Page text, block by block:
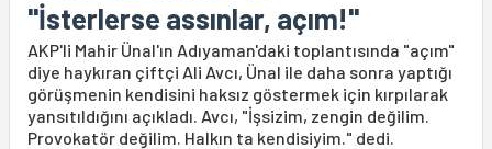
"İsterlerse assınlar, açım!"
AKP'li Mahir Ünal'ın Adıyaman'daki toplantısında "açım"
diye haykıran çiftçi Ali Avcı, Ünal ile daha sonra yaptığı
görüşmenin kendisini haksız göstermek için kırpılarak
yansıtıldığını açıkladı. Avcı, "İşsizim, zengin değilim.
Provokatör değilim. Halkın ta kendisiyim." dedi.